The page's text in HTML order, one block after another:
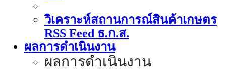
วิเคราะห์สถานการณ์สินค้าเกษตร
RSS Feed ธ.ก.ส.
ผลการดำเนินงาน
ผลการดำเนินงาน